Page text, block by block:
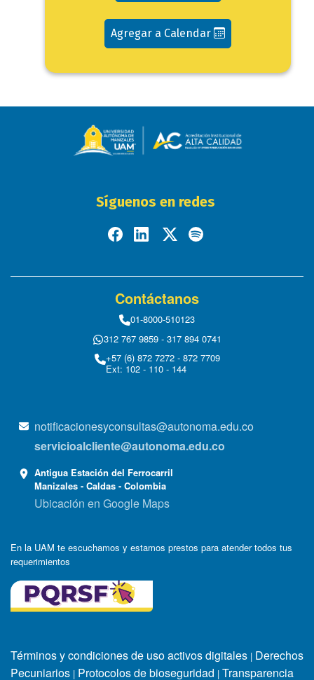
Agregar a Calendar
Síguenos en redes
Contáctanos
01-8000-510123
312 767 9859 - 317 894 0741
+57 (6) 872 7272 - 872 7709
Ext: 102 - 110 - 144
notificacionesyconsultas@autonoma.edu.co
servicioalcliente@autonoma.edu.co
Antigua Estación del Ferrocarril
Manizales - Caldas - Colombia
Ubicación en Google Maps
En la UAM te escuchamos y estamos prestos para atender todos tus
requerimientos
Términos y condiciones de uso activos digitales | Derechos
Pecuniarios | Protocolos de bioseguridad | Transparencia